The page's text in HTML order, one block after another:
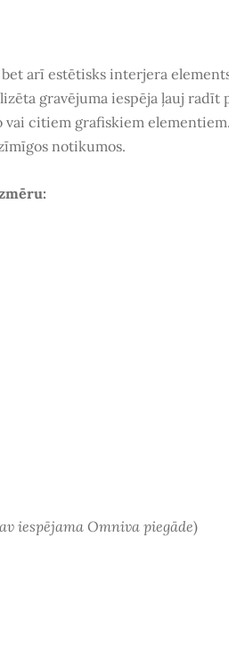
arī estētisks interjera
gravējuma iespējaļauj radīt
vai citiem grafiskiem
notikumos.
iespējama Omniva piegāde)